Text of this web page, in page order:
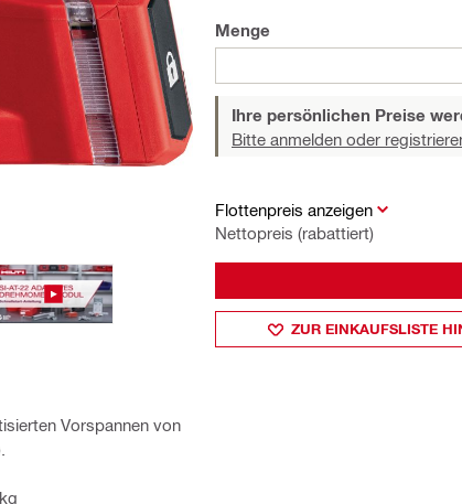
Vorspannen von
Menge
Ihre persönlichen Preise
Bitte anmelden oder
Flottenpreis anzeigen
Nettopreis (rabattiert)
ZUR EINKAUFSLISTE